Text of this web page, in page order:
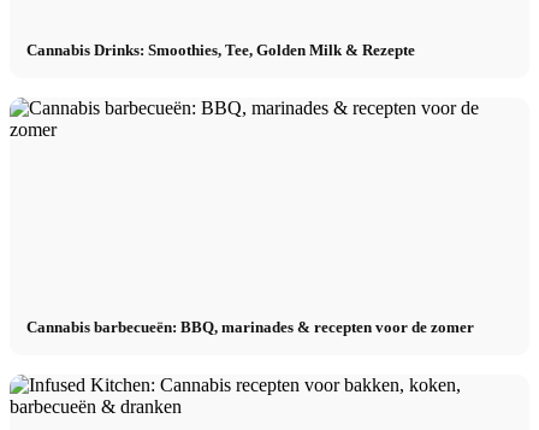
Cannabis Drinks: Smoothies, Tee, Golden Milk & Rezepte
Cannabis barbecueën: BBQ, marinades & recepten voor de zomer